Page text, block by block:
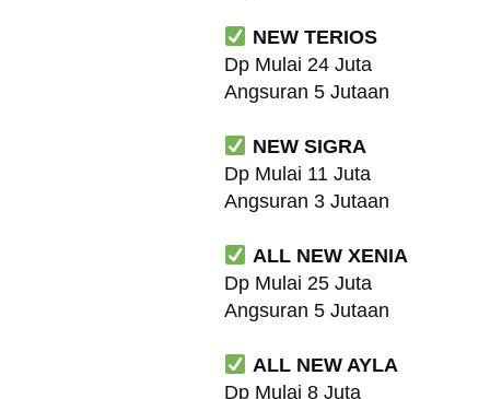
NEW TERIOS
Dp Mulai 24 Juta
Angsuran 5 Jutaan
NEW SIGRA
Dp Mulai 11 Juta
Angsuran 3 Jutaan
ALL NEW XENIA
Dp Mulai 25 Juta
Angsuran 5 Jutaan
ALL NEW AYLA
Dp Mulai 8 Juta